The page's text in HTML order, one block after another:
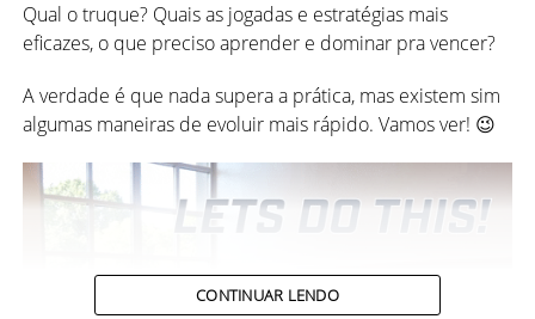
As figuras representavam a sociedade da época e eram
desenhadas de forma rebuscada, cheias de detalhes e
cores
. Como dissemos, uma verdadeira obra de arte.
Vamos ser clichês, mas é bem verdade que os melhores
presentes nem sempre vêm embrulhados.
Quando o tempo passa, é difícil a gente lembrar de
coisas que ganhou, mas ninguém esquece de um dia
memorável sendo feliz em boa companhia.
Una o útil com o agradável e presenteie seu pai
realmente aproveitando o Dia dos Pais, dando toda a
Qual o truque? Quais as jogadas e estratégias mais
eficazes, o que preciso aprender e dominar pra vencer?
A verdade é que nada supera a prática, mas existem sim
algumas maneiras de evoluir mais rápido. Vamos ver! 😉
CONTINUAR LENDO